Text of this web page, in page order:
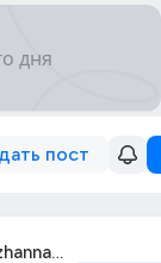
пост
zhannagul_iusupova